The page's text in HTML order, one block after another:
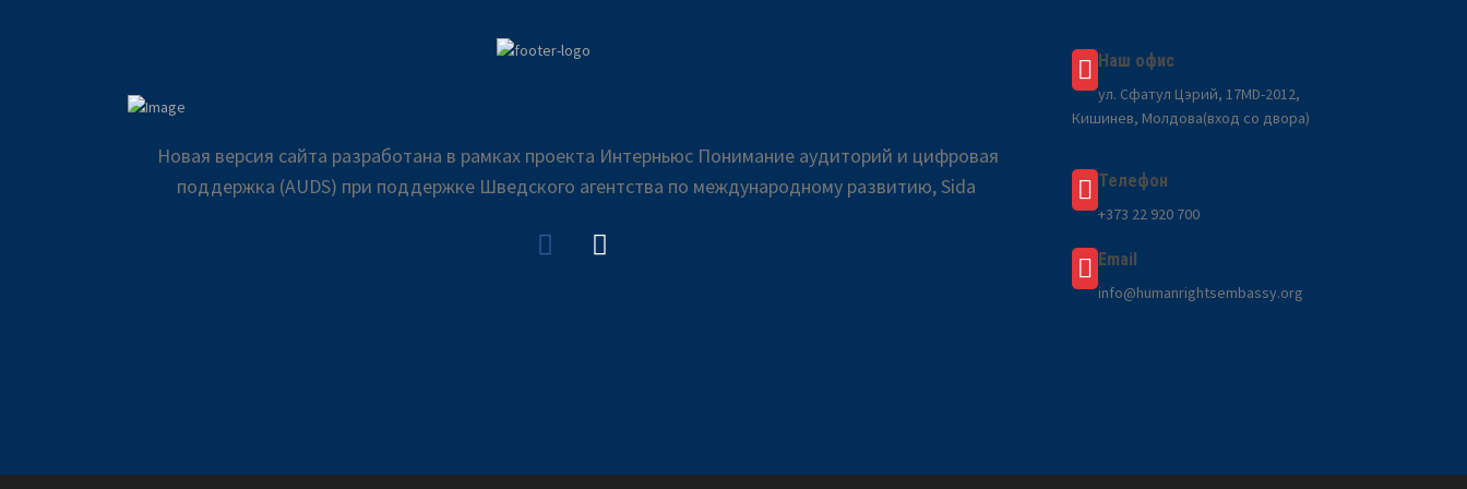
Новая версия сайта разработана в рамках проекта Интерньюс Понимание аудиторий и цифровая
поддержка (AUDS) при поддержке Шведского агентства по международному развитию, Sida
Наш офис
ул. Сфатул Цэрий, 17MD-2012,
Кишинев, Молдова(вход со двора)
Телефон
+373 22 920 700
Email
info@humanrightsembassy.org